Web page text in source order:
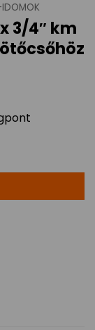
IDOMOK
3/4″ km
RainBird